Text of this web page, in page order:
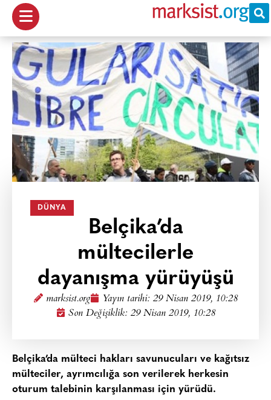
DÜNYA
Belçika’da
mültecilerle
dayanışma yürüyüşü
marksist.org Yayın tarihi: 29 Nisan 2019, 10:28
Son Değişiklik: 29 Nisan 2019, 10:28
Belçika’da mülteci hakları savunucuları ve kağıtsız
mülteciler, ayrımcılığa son verilerek herkesin
oturum talebinin karşılanması için yürüdü.